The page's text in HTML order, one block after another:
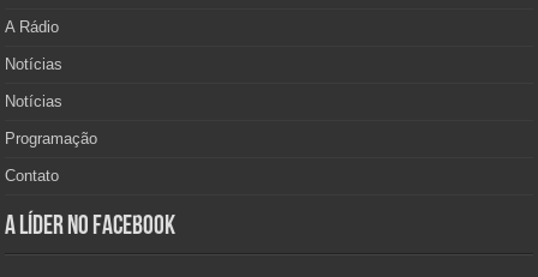
A Rádio
Notícias
Notícias
Programação
Contato
A Líder no Facebook